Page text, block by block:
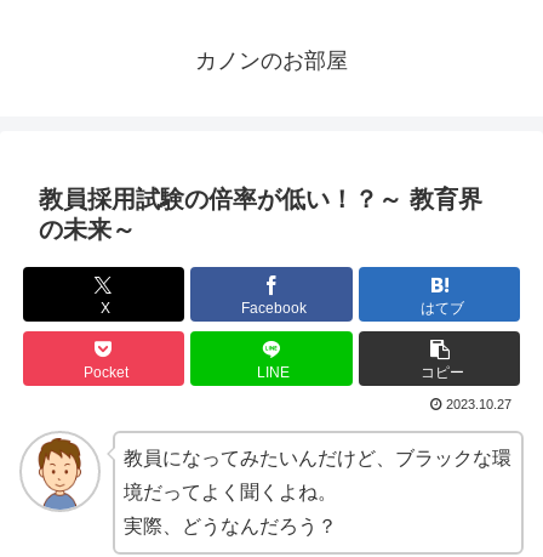
カノンのお部屋
教員採用試験の倍率が低い！？～ 教育界
の未来～
X Facebook はてブ
Pocket LINE コピー
2023.10.27
教員になってみたいんだけど、ブラックな環
境だってよく聞くよね。
実際、どうなんだろう？